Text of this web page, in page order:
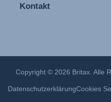
Kontakt
Copyright © 2026 Britax. Alle
DatenschutzerklärungCookies